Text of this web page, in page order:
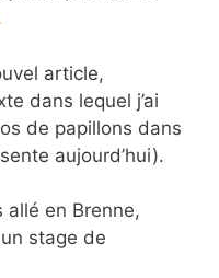
article,
dans lequel j’ai
de papillons dans
aujourd’hui).
allé en Brenne,
stage de